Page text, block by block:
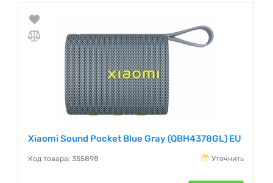
Гарантия:12 месяцев
Xiaomi Sound Pocket Blue Gray (QBH4378GL) EU
Код товара: 355898 Уточнить